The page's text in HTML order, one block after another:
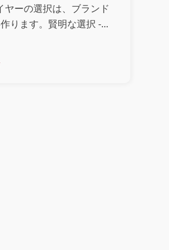
ヤーの選択は、ブランド
ります。賢明な選択 -...